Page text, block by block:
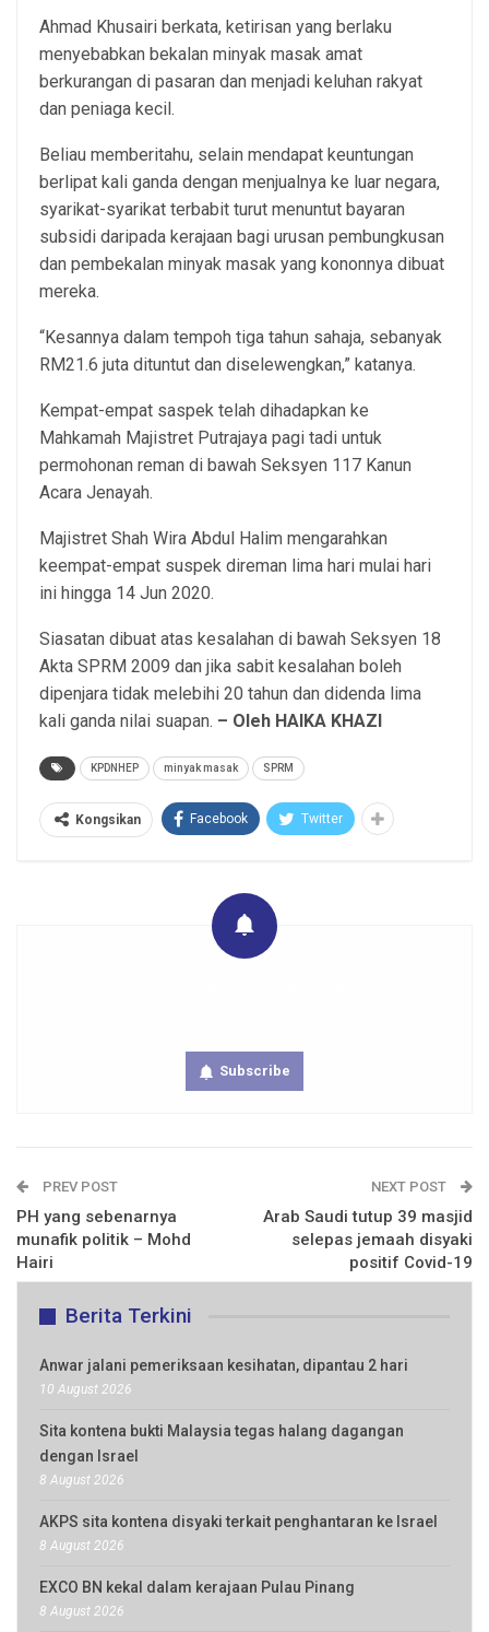
Ahmad Khusairi berkata, ketirisan yang berlaku
menyebabkan bekalan minyak masak amat
berkurangan di pasaran dan menjadi keluhan rakyat
dan peniaga kecil.
Beliau memberitahu, selain mendapat keuntungan
berlipat kali ganda dengan menjualnya ke luar negara,
syarikat-syarikat terbabit turut menuntut bayaran
subsidi daripada kerajaan bagi urusan pembungkusan
dan pembekalan minyak masak yang kononnya dibuat
mereka.
“Kesannya dalam tempoh tiga tahun sahaja, sebanyak
RM21.6 juta dituntut dan diselewengkan,” katanya.
Kempat-empat saspek telah dihadapkan ke
Mahkamah Majistret Putrajaya pagi tadi untuk
permohonan reman di bawah Seksyen 117 Kanun
Acara Jenayah.
Majistret Shah Wira Abdul Halim mengarahkan
keempat-empat suspek direman lima hari mulai hari
ini hingga 14 Jun 2020.
Siasatan dibuat atas kesalahan di bawah Seksyen 18
Akta SPRM 2009 dan jika sabit kesalahan boleh
dipenjara tidak melebihi 20 tahun dan didenda lima
kali ganda nilai suapan. – Oleh HAIKA KHAZI
KPDNHEP minyak masak SPRM
Kongsikan Facebook Twitter
Subscribe
PREV POST
PH yang sebenarnya
munafik politik – Mohd
Hairi
NEXT POST
Arab Saudi tutup 39 masjid
selepas jemaah disyaki
positif Covid-19
Berita Terkini
Anwar jalani pemeriksaan kesihatan, dipantau 2 hari
10 August 2026
Sita kontena bukti Malaysia tegas halang dagangan
dengan Israel
8 August 2026
AKPS sita kontena disyaki terkait penghantaran ke Israel
8 August 2026
EXCO BN kekal dalam kerajaan Pulau Pinang
8 August 2026